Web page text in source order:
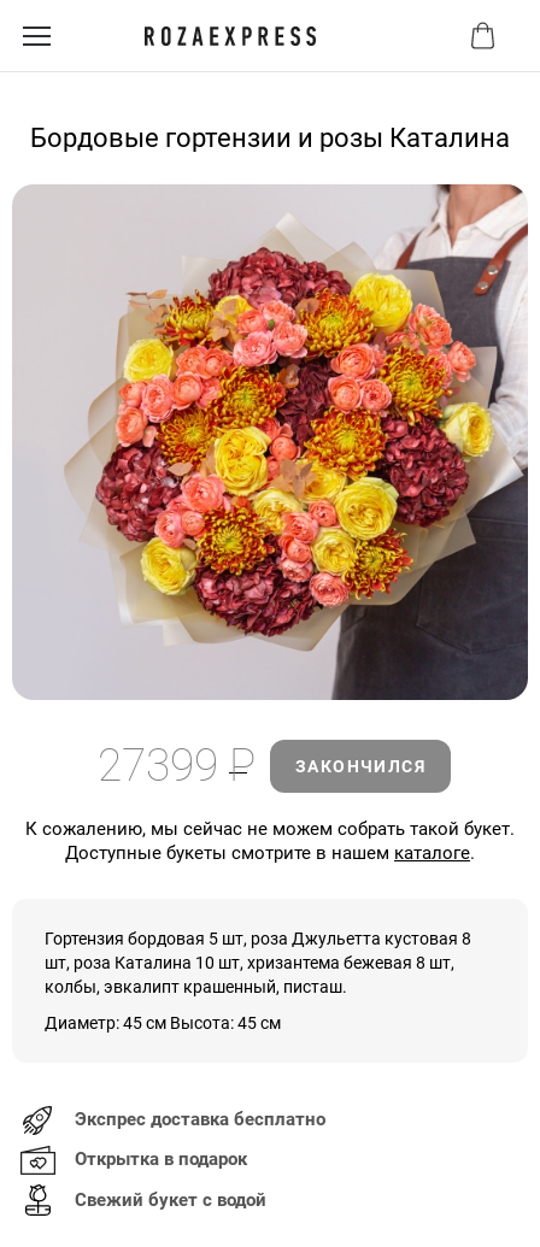
Бордовые гортензии и розы Каталина
27399Р ЗАКОНЧИЛСЯ
К сожалению, мы сейчас не можем собрать такой букет.
Доступные букеты смотрите в нашем каталоге.
Гортензия бордовая 5 шт, роза Джульетта кустовая 8
шт, роза Каталина 10 шт, хризантема бежевая 8 шт,
колбы, эвкалипт крашенный, писташ.
Диаметр: 45 см Высота: 45 см
Экспрес доставка бесплатно
Открытка в подарок
Свежий букет с водой